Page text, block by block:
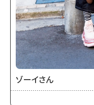
ゾーイさん